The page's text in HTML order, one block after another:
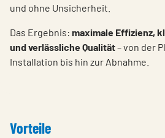
und ohne Unsicherheit.
Das Ergebnis: maximale Effizienz,
und verlässliche Qualität– von der
Installation bis hin zur Abnahme.
Vorteile